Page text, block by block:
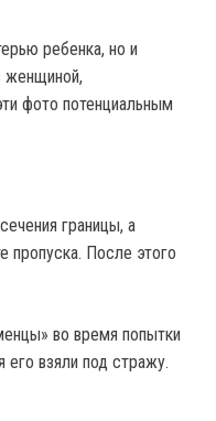
ребенка, но и
женщиной,
фото потенциальным
границы, а
пропуска. После этого
во время попытки
взяли под стражу.